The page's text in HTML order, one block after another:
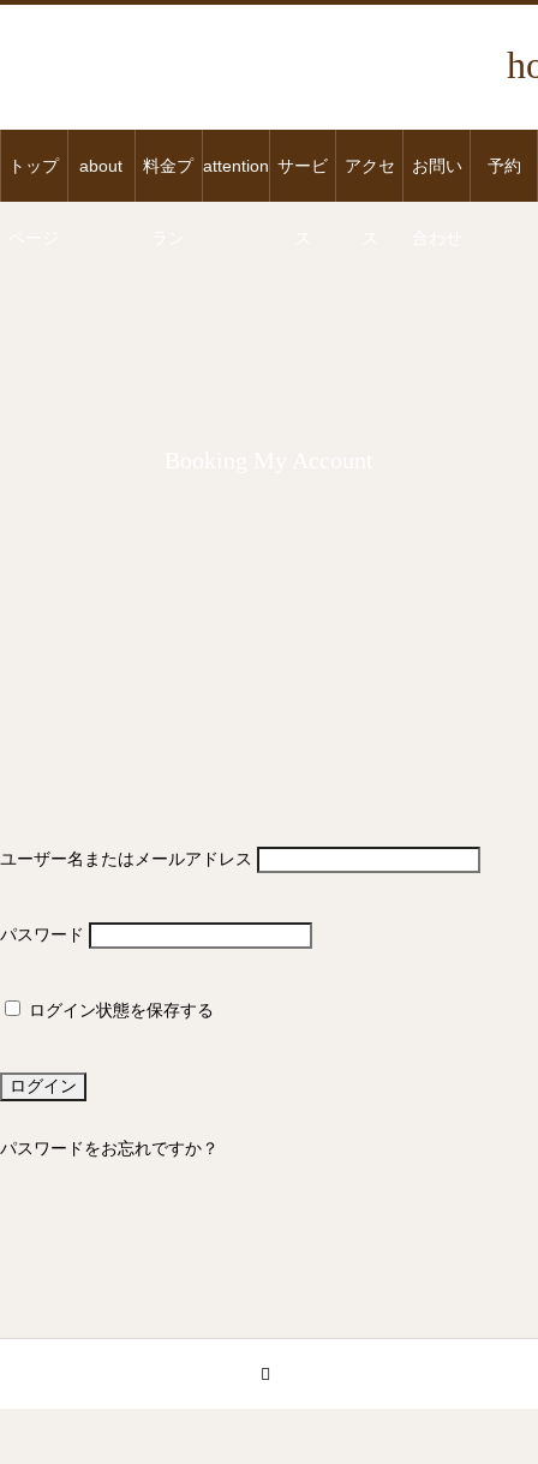
トップ about 料金プ attention サービ アクセ お問い 予約
ユーザー名またはメールアドレス
パスワード
ログイン状態を保存する
パスワードをお忘れですか？